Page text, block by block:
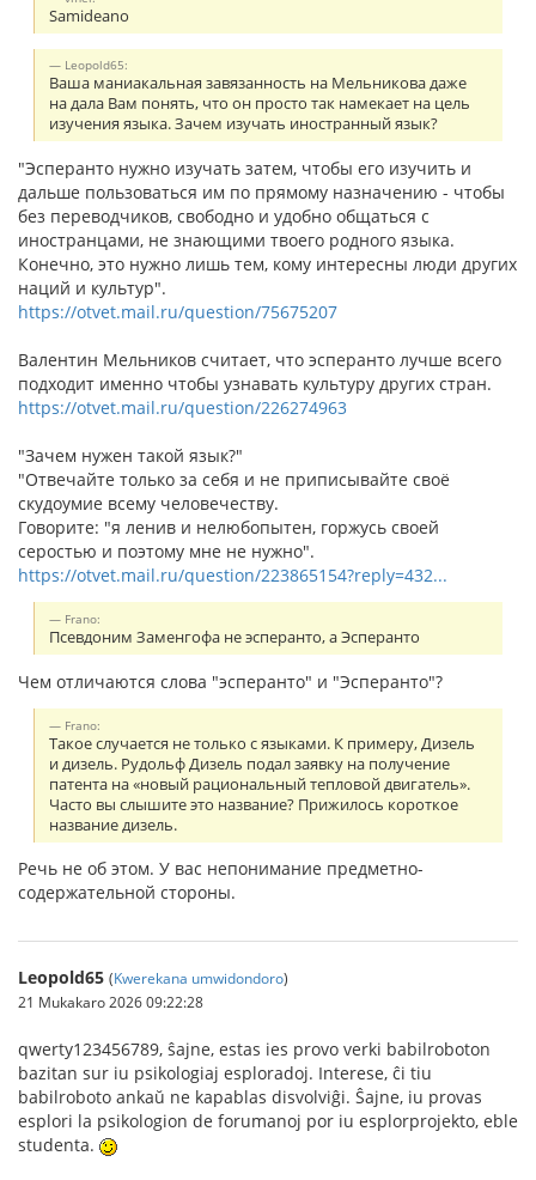
Samideano
Leopold65:
Ваша маниакальная завязанность на Мельникова даже
на дала Вам понять, что он просто так намекает на цель
изучения языка. Зачем изучать иностранный язык?
"Эсперанто нужно изучать затем, чтобы его изучить и
дальше пользоваться им по прямому назначению - чтобы
без переводчиков, свободно и удобно общаться с
иностранцами, не знающими твоего родного языка.
Конечно, это нужно лишь тем, кому интересны люди других
наций и культур".
https://otvet.mail.ru/question/75675207
Валентин Мельников считает, что эсперанто лучше всего
подходит именно чтобы узнавать культуру других стран.
https://otvet.mail.ru/question/226274963
"Зачем нужен такой язык?"
"Отвечайте только за себя и не приписывайте своё
скудоумие всему человечеству.
Говорите: "я ленив и нелюбопытен, горжусь своей
серостью и поэтому мне не нужно".
https://otvet.mail.ru/question/223865154?reply=432...
Frano:
Псевдоним Заменгофа не эсперанто, а Эсперанто
Чем отличаются слова "эсперанто" и "Эсперанто"?
Frano:
Такое случается не только с языками. К примеру, Дизель
и дизель. Рудольф Дизель подал заявку на получение
патента на «новый рациональный тепловой двигатель».
Часто вы слышите это название? Прижилось короткое
название дизель.
Речь не об этом. У вас непонимание предметно-
содержательной стороны.
Leopold65 (Kwerekana umwidondoro)
21 Mukakaro 2026 09:22:28
qwerty123456789, ŝajne, estas ies provo verki babilroboton
bazitan sur iu psikologiaj esploradoj. Interese, ĉi tiu
babilroboto ankaŭ ne kapablas disvolviĝi. Ŝajne, iu provas
esplori la psikologion de forumanoj por iu esplorprojekto, eble
studenta.